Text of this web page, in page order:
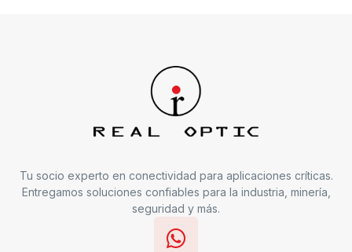
Tu socio experto en conectividad para aplicaciones críticas.
Entregamos soluciones confiables para la industria, minería,
seguridad y más.